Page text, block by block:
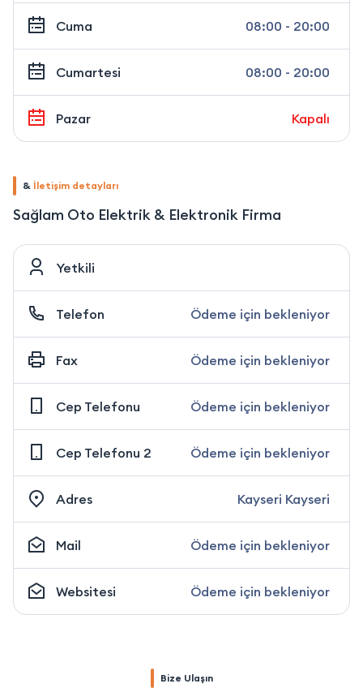
Cuma 08:00 - 20:00
Cumartesi 08:00 - 20:00
Pazar Kapalı
& İletişim detayları
Sağlam Oto Elektrik & Elektronik Firma
Yetkili
Telefon Ödeme için bekleniyor
Fax Ödeme için bekleniyor
Cep Telefonu Ödeme için bekleniyor
Cep Telefonu 2 Ödeme için bekleniyor
Adres Kayseri Kayseri
Mail Ödeme için bekleniyor
Websitesi Ödeme için bekleniyor
Bize Ulaşın